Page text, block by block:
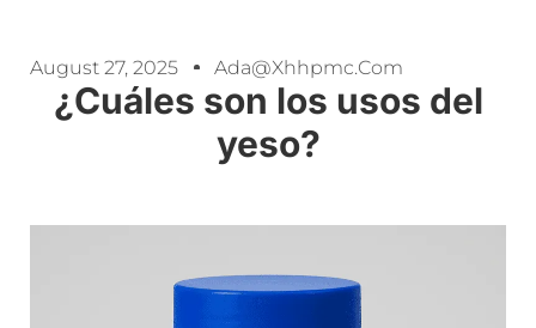
August 27, 2025 Ada@xhhpmc.com
¿Cuáles son los usos del
yeso?